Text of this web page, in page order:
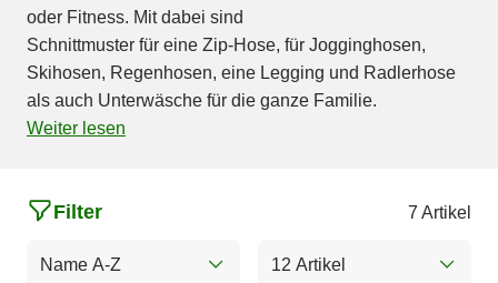
oder Fitness. Mit dabei sind
Schnittmuster für eine Zip-Hose, für Jogginghosen,
Skihosen, Regenhosen, eine Legging und Radlerhose
als auch Unterwäsche für die ganze Familie.
Weiter lesen
Name A-Z
Filter 7 Artikel
12 Artikel